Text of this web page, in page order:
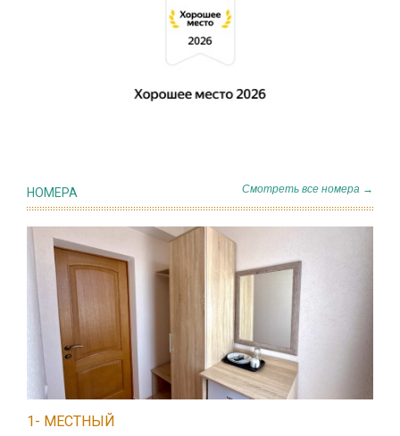
НОМЕРА Смотреть все номера →
1- МЕСТНЫЙ